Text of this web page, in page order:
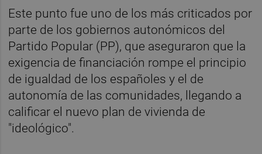
Este punto fue uno de los más criticados por
parte de los gobiernos autonómicos del
Partido Popular (PP), que aseguraron que la
exigencia de financiación rompe el principio
de igualdad de los españoles y el de
autonomía de las comunidades, llegando a
calificar el nuevo plan de vivienda de
"ideológico".